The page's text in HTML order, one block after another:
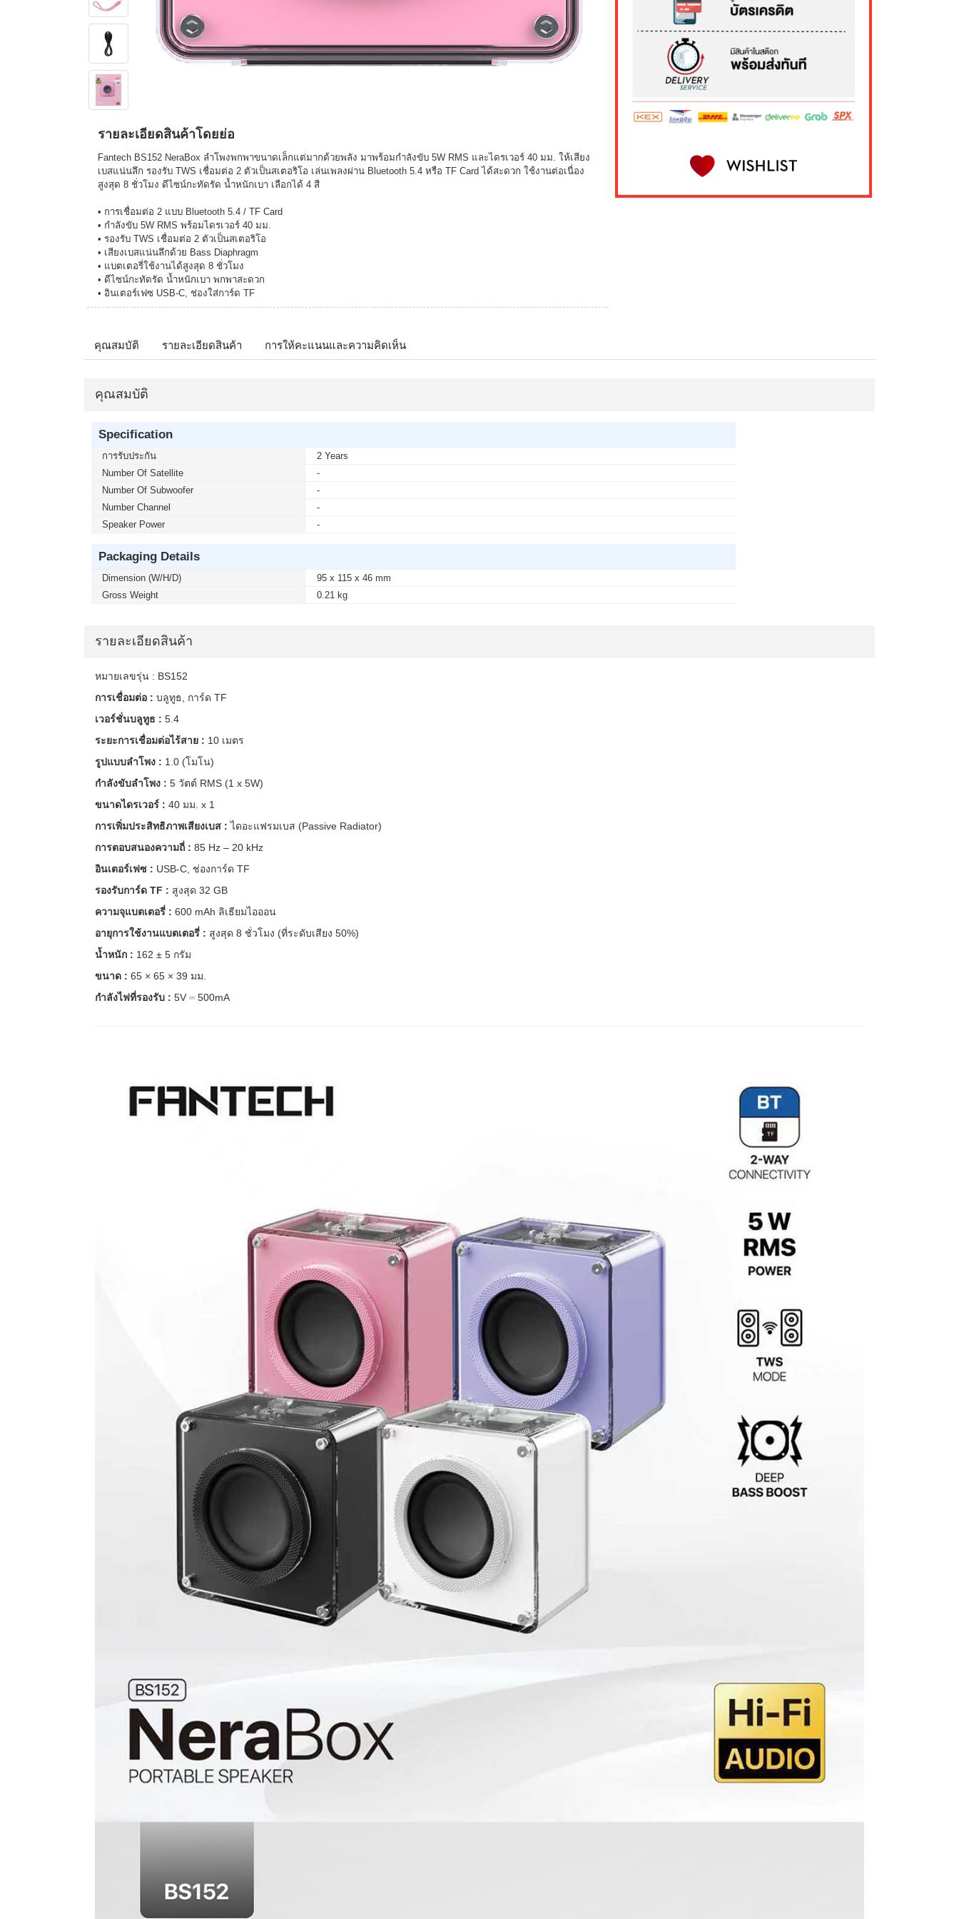
รายละเอียดสินค้าโดยย่อ
Fantech BS152 NeraBox ลำโพงพกพาขนาดเล็กแต่มากด้วยพลัง มาพร้อมกำลังขับ 5W RMS และไดรเวอร์ 40 มม. ให้เสียง
เบสแน่นลึก รองรับ TWS เชื่อมต่อ 2 ตัวเป็นสเตอริโอ เล่นเพลงผ่าน Bluetooth 5.4 หรือ TF Card ได้สะดวก ใช้งานต่อเนื่อง
สูงสุด 8 ชั่วโมง ดีไซน์กะทัดรัด น้ำหนักเบา เลือกได้ 4 สี
• การเชื่อมต่อ 2 แบบ Bluetooth 5.4 / TF Card
• กำลังขับ 5W RMS พร้อมไดรเวอร์ 40 มม.
• รองรับ TWS เชื่อมต่อ 2 ตัวเป็นสเตอริโอ
• เสียงเบสแน่นลึกด้วย Bass Diaphragm
• แบตเตอรี่ใช้งานได้สูงสุด 8 ชั่วโมง
• ดีไซน์กะทัดรัด น้ำหนักเบา พกพาสะดวก
• อินเตอร์เฟซ USB-C, ช่องใส่การ์ด TF
คุณสมบัติ รายละเอียดสินค้า การให้คะแนนและความคิดเห็น
คุณสมบัติ
Specification
การรับประกัน
2 Years
Number Of Satellite
-
Number Of Subwoofer
-
Number Channel
-
Speaker Power
-
Packaging Details
Dimension (W/H/D)
95 x 115 x 46 mm
Gross Weight
0.21 kg
รายละเอียดสินค้า
หมายเลขรุ่น : BS152
การเชื่อมต่อ : บลูทูธ, การ์ด TF
เวอร์ชั่นบลูทูธ : 5.4
ระยะการเชื่อมต่อไร้สาย : 10 เมตร
รูปแบบลำโพง : 1.0 (โมโน)
กำลังขับลำโพง : 5 วัตต์ RMS (1 x 5W)
ขนาดไดรเวอร์ : 40 มม. x 1
การเพิ่มประสิทธิภาพเสียงเบส : ไดอะแฟรมเบส (Passive Radiator)
การตอบสนองความถี่ : 85 Hz – 20 kHz
อินเตอร์เฟซ : USB-C, ช่องการ์ด TF
รองรับการ์ด TF : สูงสุด 32 GB
ความจุแบตเตอรี่ : 600 mAh ลิเธียมไอออน
อายุการใช้งานแบตเตอรี่ : สูงสุด 8 ชั่วโมง (ที่ระดับเสียง 50%)
น้ำหนัก : 162 ± 5 กรัม
ขนาด : 65 × 65 × 39 มม.
กำลังไฟที่รองรับ : 5V ⎓ 500mA